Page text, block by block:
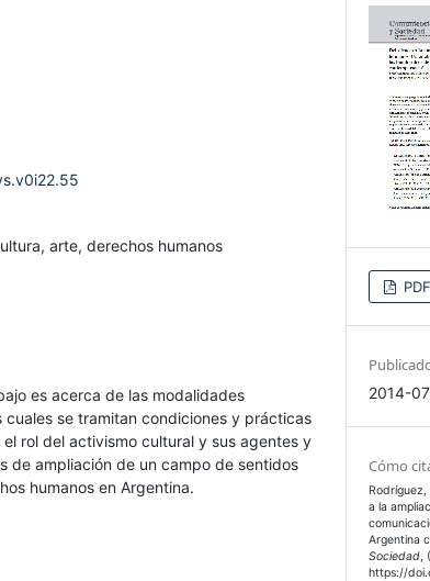
arte, derechos humanos
es acerca de las modalidades
se tramitan condiciones y prácticas
rol del activismo cultural y sus agentes y
de ampliación de un campo de sentidos
humanos en Argentina.
PDF
2014-
Cómo
a la
Argentina
Sociedad,
https://